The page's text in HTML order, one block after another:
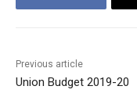
Previous article
Union Budget 2019-20